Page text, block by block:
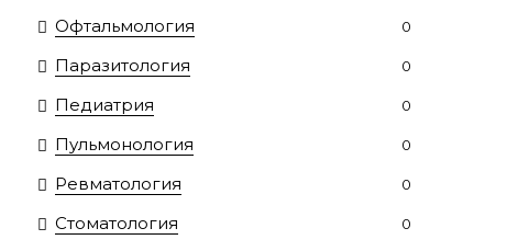
Офтальмология 0
Паразитология 0
Педиатрия 0
Пульмонология 0
Ревматология 0
Стоматология 0